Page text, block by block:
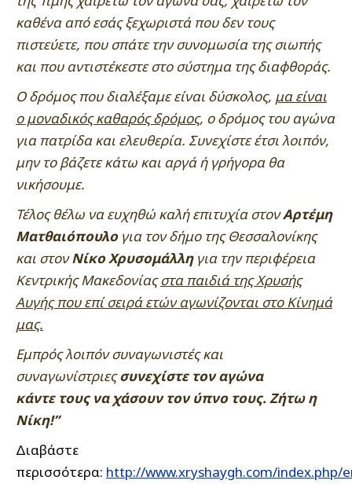
καθένα από εσάς ξεχωριστά που δεν τους
πιστεύετε, που σπάτε την συνομωσία της σιωπής
και που αντιστέκεστε στο σύστημα της διαφθοράς.
Ο δρόμος που διαλέξαμε είναι δύσκολος, μα είναι
ο μοναδικός καθαρός δρόμος, ο δρόμος του αγώνα
για πατρίδα και ελευθερία. Συνεχίστε έτσι λοιπόν,
μην το βάζετε κάτω και αργά ή γρήγορα θα
νικήσουμε.
Τέλος θέλω να ευχηθώ καλή επιτυχία στονΑρτέμη
Ματθαιόπουλογια τον δήμο της Θεσσαλονίκης
και στονΝίκο Χρυσομάλληγια την περιφέρεια
Κεντρικής Μακεδονίαςστα παιδιά της Χρυσής
Αυγής που επί σειρά ετών αγωνίζονται στο Κίνημά
μας.
Εμπρός λοιπόν συναγωνιστές και
συναγωνίστριεςσυνεχίστε τον αγώνα
κάντε τους να χάσουν τον ύπνο τους. Ζήτω η
Νίκη!”
Διαβάστε
περισσότερα: http://www.xryshaygh.com/index.php/